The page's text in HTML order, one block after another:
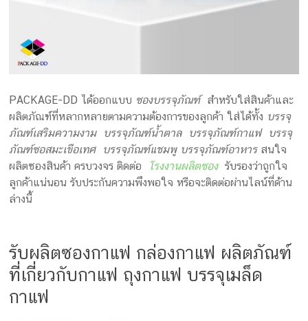
PACKAGE-DD ได้ออกแบบ ซองบรรจุภัณฑ์สำหรับใส่สินค้าและ
ผลิตภัณฑ์ที่หลากหลายตามความต้องการของลูกค้า ใส่ได้ทั้ง บรรจุ
ภัณฑ์เสริมความงาม บรรจุภัณฑ์น้ำตาล บรรจุภัณฑ์กาแฟ บรรจุ
ภัณฑ์ซอสมะเขือเทศ บรรจุภัณฑ์แชมพู บรรจุภัณฑ์อาหารสนใจ
ผลิตซองสินค้า ครบวงจร ติดต่อ
โรงงานผลิตซอง รับรองว่าถูกใจ
ลูกค้าแน่นอน รับประกันความพึงพอใจ หรือจะติดต่อผ่านไลน์ที่ด้าน
ล่างนี้
รับผลิตซองกาแฟ กล่องกาแฟ ผลิตภัณฑ์
ที่เกี่ยวกับกาแฟ ถุงกาแฟ บรรจุเมล็ด
กาแฟ